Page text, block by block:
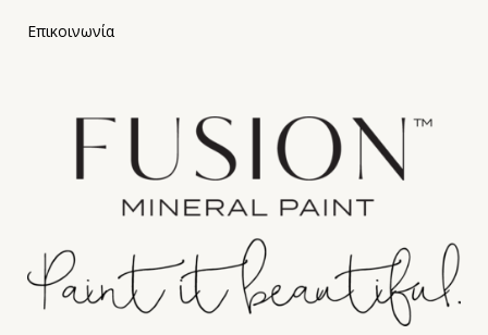
Επικοινωνία